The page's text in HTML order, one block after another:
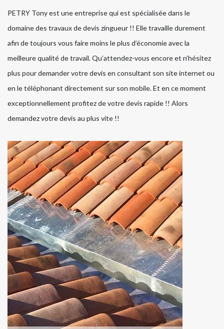
PETRY Tony est une entreprise qui est spécialisée dans le
domaine des travaux de devis zingueur !! Elle travaille durement
afin de toujours vous faire moins le plus d’économie avec la
meilleure qualité de travail. Qu’attendez-vous encore et n’hésitez
plus pour demander votre devis en consultant son site internet ou
en le téléphonant directement sur son mobile. Et en ce moment
exceptionnellement profitez de votre devis rapide !! Alors
demandez votre devis au plus vite !!